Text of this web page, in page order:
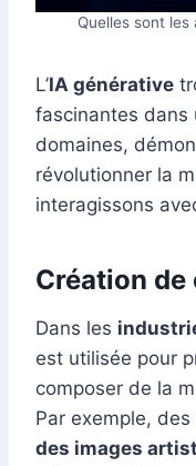
Quelles sont les
L’IA générative
fascinantes dans
domaines,
révolutionner la
interagissons
Création de
Dans les
est utilisée pour
composer de la
Par exemple,
des images